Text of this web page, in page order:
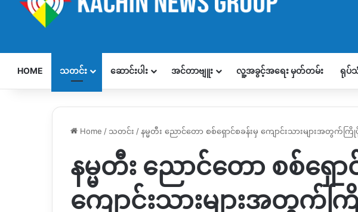
HOME သတင်း ဆောင်းပါး အင်တာဗျူး လူ့အခွင့်အရေး မှတ်တမ်း ရုပ်
Home / သတင်း /နမ္မတီး ညောင်တော စစ်ရှောင်စခန်းမှ ကျောင်းသားများအတွက်က
နမ္မတီး ညောင်တော စစ်ရှော
ကျောင်းသားများအတွက်